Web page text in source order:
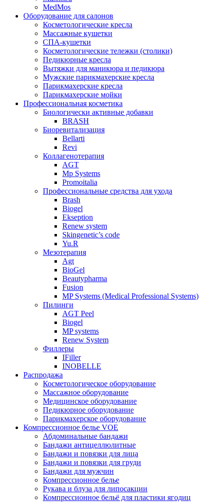
MedMos
Оборудование для салонов
Косметологические кресла
Массажные кушетки
СПА-кушетки
Косметологические тележки (столики)
Педикюрные кресла
Вытяжки для маникюра и педикюра
Мужские парикмахерские кресла
Парикмахерские кресла
Парикмахерские мойки
Профессиональная косметика
Биологически активные добавки
BRASH
Биоревитализация
Bellarti
Revi
Коллагенотерапия
AGT
Mp Systems
Promoitalia
Профессиональные средства для ухода
Brash
Biogel
Ekseption
Renew system
Skingenetic’s code
Yu.R
Мезотерапия
Agt
BioGel
Beautypharma
Fusion
MP Systems (Medical Professional Systems)
Пилинги
AGT Peel
Biogel
MP systems
Renew System
Филлеры
IFiller
INOBELLE
Распродажа
Косметологическое оборудование
Массажное оборудование
Медицинское оборудование
Педикюрное оборудование
Парикмахерское оборудование
Компрессионное белье VOE
Абдоминальные бандажи
Бандажи антицеллюлитные
Бандажи и повязки для лица
Бандажи и повязки для груди
Бандажи для мужчин
Компрессионное белье
Рукава и блуза для липосакции
Компрессионное бельё для пластики ягодиц